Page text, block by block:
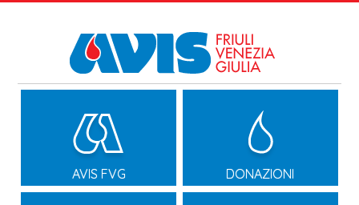
AVIS FVG DONAZIONI